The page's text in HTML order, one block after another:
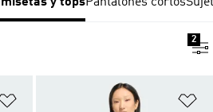
2
Añadir a la lista de deseos